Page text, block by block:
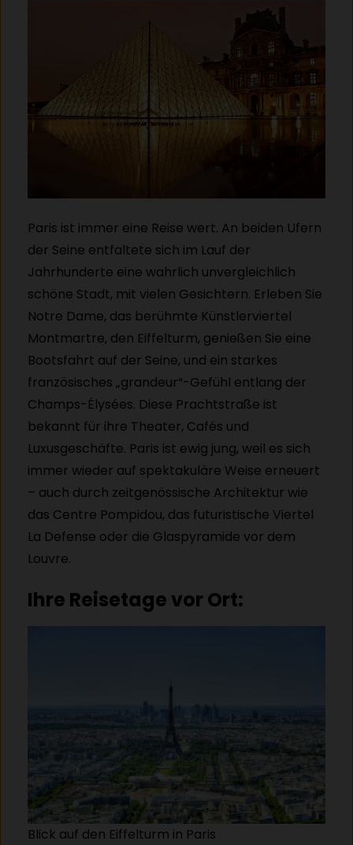
Paris ist immer eine Reise wert. An beiden Ufern
der Seine entfaltete sich im Lauf der
Jahrhunderte eine wahrlich unvergleichlich
schöne Stadt, mit vielen Gesichtern. Erleben Sie
Notre Dame, das berühmte Künstlerviertel
Montmartre, den Eiffelturm, genießen Sie eine
Bootsfahrt auf der Seine, und ein starkes
französisches „grandeur“-Gefühl entlang der
Champs-Élysées. Diese Prachtstraße ist
bekannt für ihre Theater, Cafés und
Luxusgeschäfte. Paris ist ewig jung, weil es sich
immer wieder auf spektakuläre Weise erneuert
– auch durch zeitgenössische Architektur wie
das Centre Pompidou, das futuristische Viertel
La Defense oder die Glaspyramide vor dem
Louvre.
Ihre Reisetage vor Ort:
Blick auf den Eiffelturm in Paris